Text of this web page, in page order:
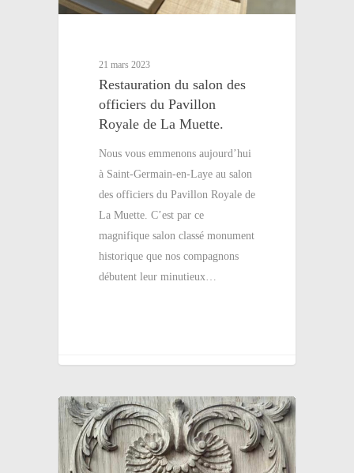
21 mars 2023
Restauration du salon des
officiers du Pavillon
Royale de La Muette.
Nous vous emmenons aujourd’hui
à Saint-Germain-en-Laye au salon
des officiers du Pavillon Royale de
La Muette. C’est par ce
magnifique salon classé monument
historique que nos compagnons
débutent leur minutieux…